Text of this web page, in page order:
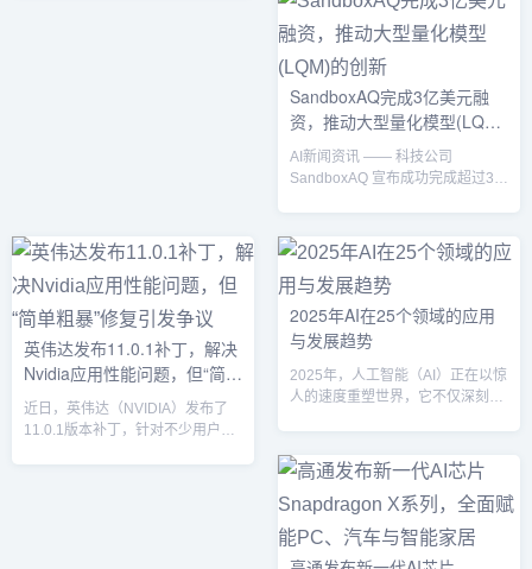
Otterly近日推出了一款创新工具，
专注于AI搜索可见性优化（AI
Search Visibility Optimization），
旨在帮助企业和广告代理机构提升
其在生成式搜索中的曝光度和可见
性，尤其是在零点击搜索的环境
歌...
SandboxAQ完成3亿美元融
资，推动大型量化模型(LQM)
的创新
AI新闻资讯 —— 科技公司
SandboxAQ 宣布成功完成超过3亿
应用的研发。这一轮融资由Fred
Alger Management、T. Rowe
Price 和 Breyer Capital等知名投资
机构领投，使得公司的估值达到了
53亿美元。与传统的大型语言模型
（LLM）不同，SandboxAQ的
LQM专注于解决复杂的科学、商
业...
英伟达发布11.0.1补丁，解决
Nvidia应用性能问题，但“简单
粗暴”修复引发争议
近日，英伟达（NVIDIA）发布了
11.0.1版本补丁，针对不少用户反
2025年AI在25个领域的应用
与发展趋势
2025年，人工智能（AI）正在以惊
人的速度重塑世界，它不仅深刻改
革命性的变革。从量子计算到教育
革新，再到气候保护，AI展现了其
无穷的潜力和广泛的应用场景。以
下是2025年AI在25个关键领域的
最新应用与发展趋势：1. AI代理：